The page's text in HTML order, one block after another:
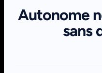
Autonome
sans